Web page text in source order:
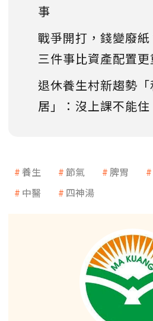
事
戰爭開打，錢變廢
三件事比資產配置更
退休養生村新趨勢
居」：沒上課不能
養生 節氣 脾胃
中醫
四神湯